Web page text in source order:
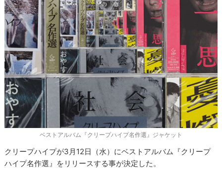
ベストアルバム『クリープハイプ名作選』ジャケット
クリープハイプが3月12日（水）にベストアルバム『クリープ
ハイプ名作選』をリリースする事が決定した。